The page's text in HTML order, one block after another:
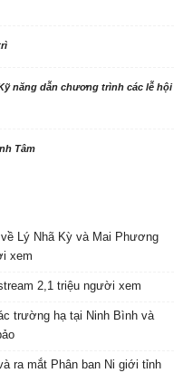
năng dẫn chương trình các lễ hội
Tâm
Lý Nhã Kỳ và Mai Phương
xem
2,1 triệu người xem
trường hạ tại Ninh Bình và
ra mắt Phân ban Ni giới tỉnh